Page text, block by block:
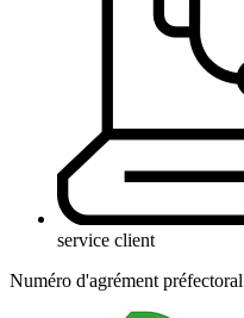
service client
Numéro d'agrément